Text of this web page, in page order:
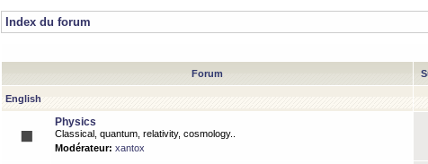
Index du forum
Forum
English
Physics
Classical, quantum, relativity, cosmology..
Modérateur: xantox